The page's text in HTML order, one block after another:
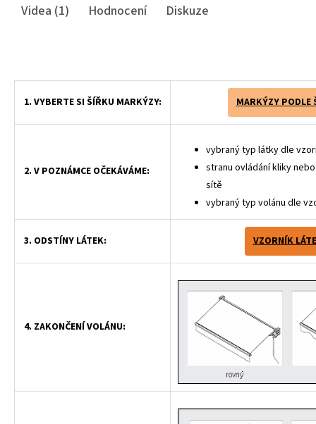
Videa (1)
Hodnocení Diskuze
1. VYBERTE SI ŠÍŘKU MARKÝZY: MARKÝZY PODLE
2. V POZNÁMCE OČEKÁVÁME:
vybraný typ látky dle
stranu ovládání kliky
sítě
vybraný typ volánu dle
3. ODSTÍNY LÁTEK: VZORNÍK
4. ZAKONČENÍ VOLÁNU: